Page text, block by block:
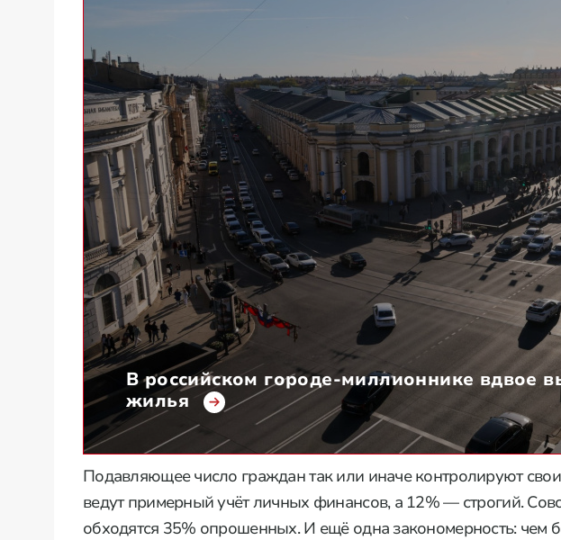
В российском городе-миллионнике вдвое
жилья
Подавляющее число граждан так или иначе контролируют
ведут примерный учёт личных финансов, а 12% — строгий.
обходятся 35% опрошенных. И ещё одна закономерность: чем